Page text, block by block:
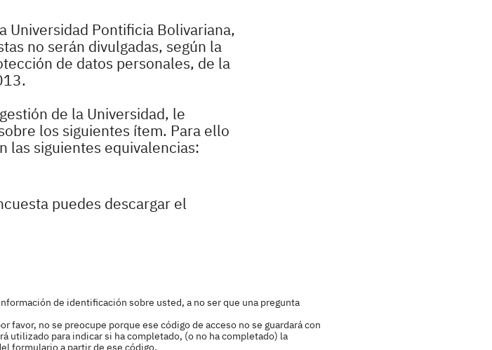
Universidad Pontificia Bolivariana,
no serán divulgadas, según la
de datos personales, de la
de la Universidad, le
los siguientes ítem. Para ello
las siguientes equivalencias:
puedes descargar el
de identificación sobre usted, a no ser que una pregunta
favor, no se preocupe porque ese código de acceso no se guardará con
utilizado para indicar si ha completado, (o no ha completado) la
formulario a partir de ese código.